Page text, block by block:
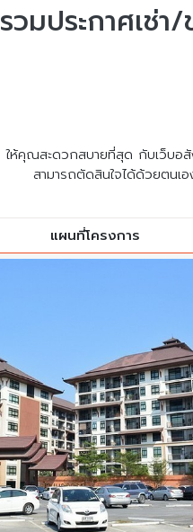
รวมประกาศเช่า/
ให้คุณสะดวกสบายที่สุด กับเว็บอ
สามารถตัดสินใจได้ด้วยตน
แผนที่โครงการ